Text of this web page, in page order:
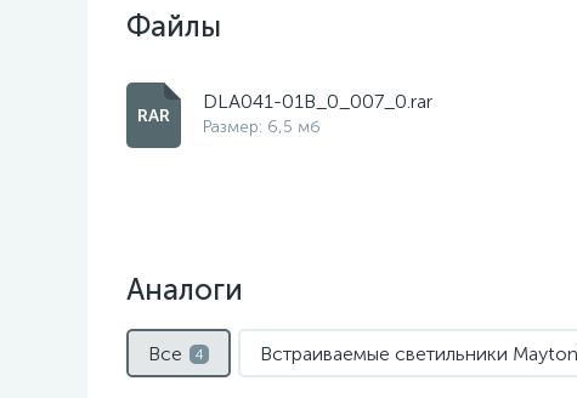
Файлы
DLA041-01B_0_007_0.rar
Размер: 6,5 мб
Аналоги
Все 4 Встраиваемые светильники